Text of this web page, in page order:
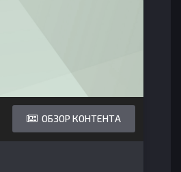
ОБЗОР КОНТЕНТА